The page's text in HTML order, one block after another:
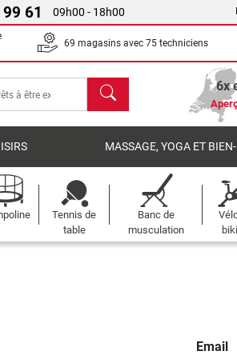
61 09h00 - 18h00
69 magasins avec 75 techniciens
chercher 6x
MASSAGE, YOGA ET
Tennis de
table
Banc de
musculation
Email